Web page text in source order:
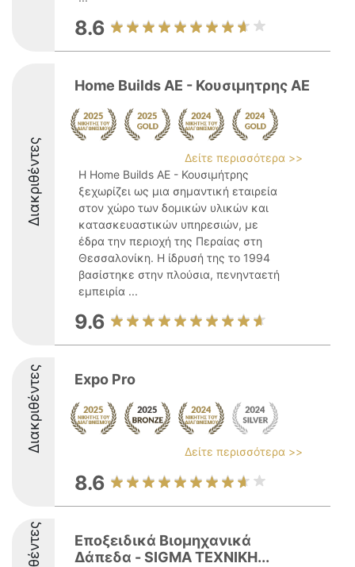
8.6
Διακριθέντες
Home Builds AE - Κουσιμητρης ΑΕ
Δείτε περισσότερα >>
Η Home Builds ΑΕ - Κουσιμήτρης
ξεχωρίζει ως μια σημαντική εταιρεία
στον χώρο των δομικών υλικών και
κατασκευαστικών υπηρεσιών, με
έδρα την περιοχή της Περαίας στη
Θεσσαλονίκη. Η ίδρυσή της το 1994
βασίστηκε στην πλούσια, πενηνταετή
εμπειρία ...
9.6
Διακριθέντες Expo Pro
Δείτε περισσότερα >>
8.6
Εποξειδικά Βιομηχανικά
Δάπεδα - SIGMA ΤΕΧΝΙΚΗ...